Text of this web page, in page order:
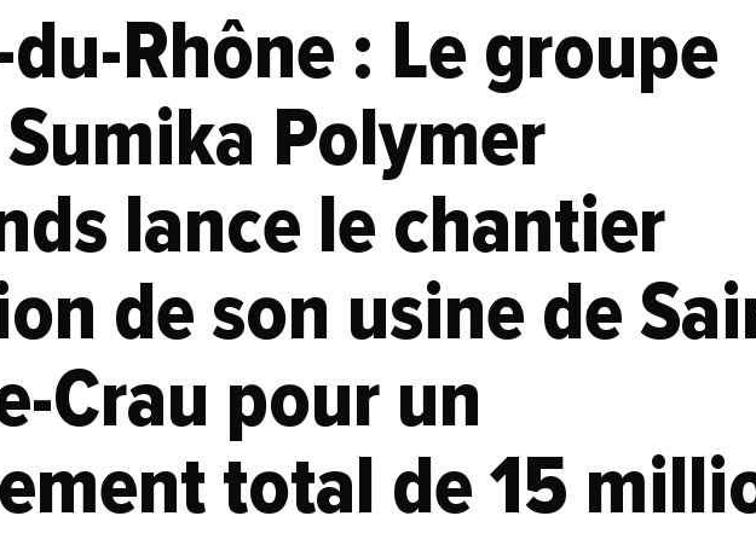
Rhône : Le groupe
Polymer
lance le chantier
de son usine de
Crau pour un
total de 15